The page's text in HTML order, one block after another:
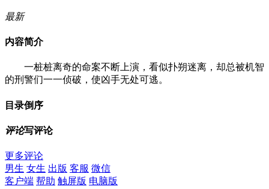
最新
内容简介
一桩桩离奇的命案不断上演，看似扑朔迷离，却总被机智
的刑警们一一侦破，使凶手无处可逃。
目录倒序
评论写评论
更多评论
男生 女生 出版 客服 微信
客户端 帮助 触屏版 电脑版